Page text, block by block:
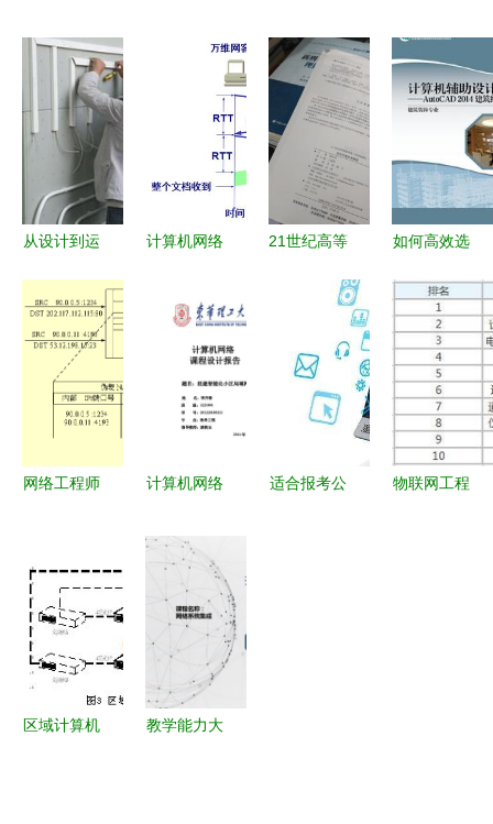
从设计到运
网络工程施
工与设计的
全流程指南
计算机网络
程施工与设
21世纪高等
程规划教材
《综合布线
技术教程》
——计算机
工与设计核
如何高效选
机网络工程
施工与设
计》详解
——基于高
教社门户网
站的选书系
网络工程师
管理试题分
析与施工实
践——基于
2004年11
月软考计算
计算机网络
工程施工与
设计实践
适合报考公
物联网工程
区域计算机
教学能力大